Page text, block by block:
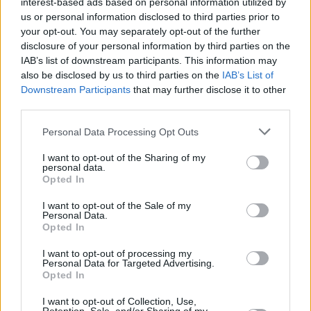
us or personal information disclosed to third parties prior to
your opt-out. You may separately opt-out of the further
disclosure of your personal information by third parties on the
IAB’s list of downstream participants. This information may
also be disclosed by us to third parties on the IAB’s List of
Downstream Participants that may further disclose it to other
Personal Data Processing Opt Outs
I want to opt-out of the Sharing of my
personal data.
Opted In
I want to opt-out of the Sale of my
Personal Data.
Opted In
I want to opt-out of processing my
Personal Data for Targeted Advertising.
Opted In
I want to opt-out of Collection, Use,
Τόλης Λελεκίδης